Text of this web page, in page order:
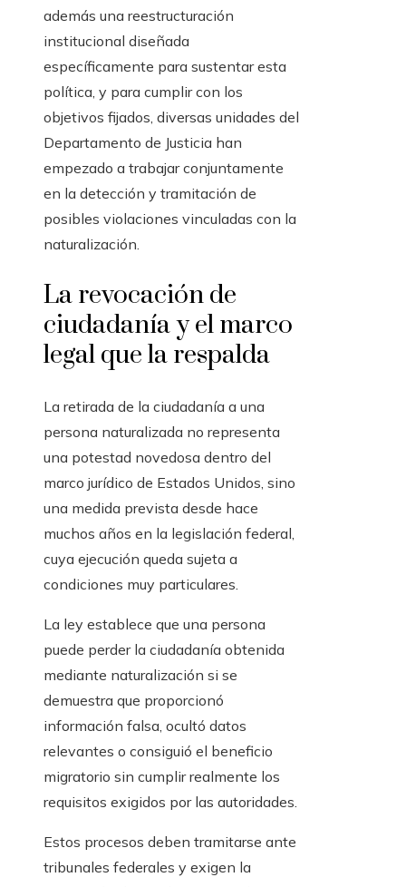
además una reestructuración
institucional diseñada
específicamente para sustentar esta
política, y para cumplir con los
objetivos fijados, diversas unidades del
Departamento de Justicia han
empezado a trabajar conjuntamente
en la detección y tramitación de
posibles violaciones vinculadas con la
naturalización.
La revocación de
ciudadanía y el marco
legal que la respalda
La retirada de la ciudadanía a una
persona naturalizada no representa
una potestad novedosa dentro del
marco jurídico de Estados Unidos, sino
una medida prevista desde hace
muchos años en la legislación federal,
cuya ejecución queda sujeta a
condiciones muy particulares.
La ley establece que una persona
puede perder la ciudadanía obtenida
mediante naturalización si se
demuestra que proporcionó
información falsa, ocultó datos
relevantes o consiguió el beneficio
migratorio sin cumplir realmente los
requisitos exigidos por las autoridades.
Estos procesos deben tramitarse ante
tribunales federales y exigen la